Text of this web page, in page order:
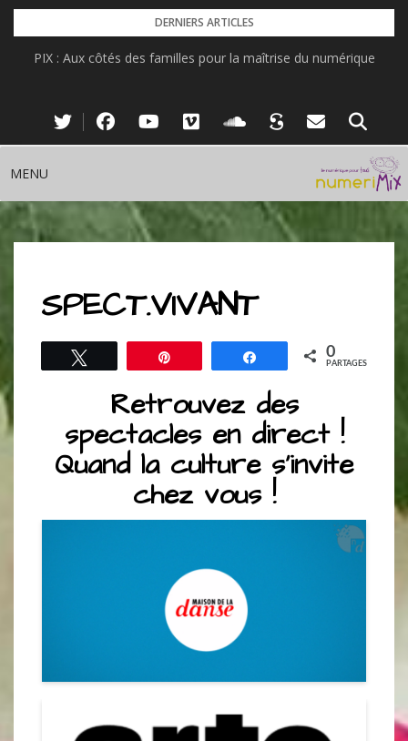
Skip
content
DERNIERS ARTICLES
PIX : Aux côtés des familles pour la maîtrise du numérique
MENU
SPECT.VIVANT
Partagez 0
PARTAGES
Retrouvez des
spectacles en direct !
Quand la culture s’invite
chez vous !